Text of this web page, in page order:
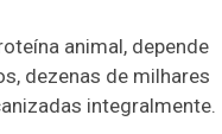
animal, depende
dezenas de milhares
integralmente.